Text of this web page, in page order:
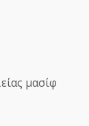
μασίφ